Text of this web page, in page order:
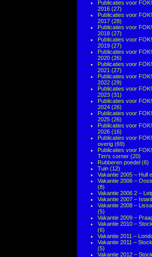
Publicaties voor
2016 (27)
Publicaties voor
2017 (28)
Publicaties voor
2018 (27)
Publicaties voor
2019 (27)
Publicaties voor
2020 (26)
Publicaties voor
2021 (27)
Publicaties voor
2022 (29)
Publicaties voor
2023 (31)
Publicaties voor
2024 (26)
Publicaties voor
2025 (26)
Publicaties voor
2026 (16)
Publicaties voor
overig (69)
Publicaties voor
Tim's corner (20)
Rubberen poedel (6)
Tuin (12)
Vakantie 2005 – Hull
Vakantie 2006 –
(8)
Vakantie 2006 2 –
Vakantie 2007 –
Vakantie 2008 –
(5)
Vakantie 2009 –
Vakantie 2010 –
(6)
Vakantie 2011 –
Vakantie 2011 –
(5)
Vakantie 2012 –